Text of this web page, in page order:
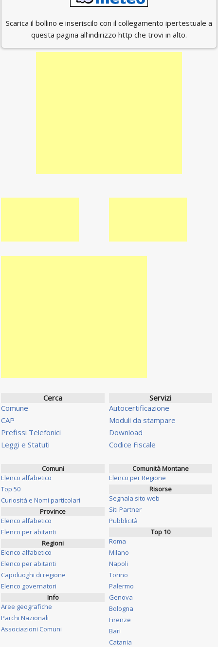
Scarica il bollino e inseriscilo con il collegamento ipertestuale a
questa pagina all'indirizzo http che trovi in alto.
Cerca
Comune
CAP
Prefissi Telefonici
Leggi e Statuti
Servizi
Autocertificazione
Moduli da stampare
Download
Codice Fiscale
Comuni
Elenco alfabetico
Top 50
Curiosità e Nomi particolari
Province
Elenco alfabetico
Elenco per abitanti
Regioni
Elenco alfabetico
Elenco per abitanti
Capoluoghi di regione
Elenco governatori
Info
Aree geografiche
Parchi Nazionali
Associazioni Comuni
Comunità Montane
Elenco per Regione
Risorse
Segnala sito web
Siti Partner
Pubblicità
Top 10
Roma
Milano
Napoli
Torino
Palermo
Genova
Bologna
Firenze
Bari
Catania